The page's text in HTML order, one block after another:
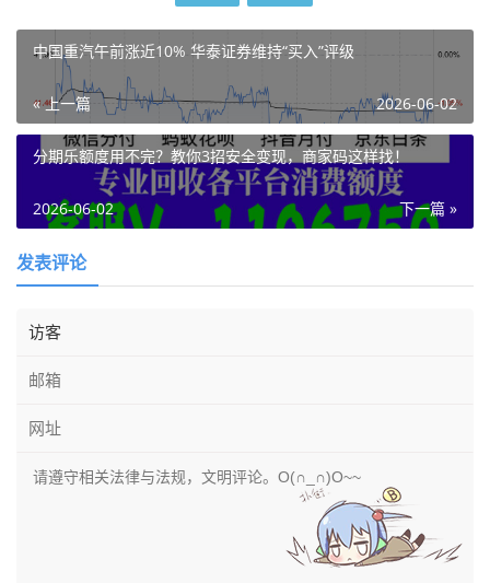
中国重汽午前涨近10% 华泰证券维持“买入”评级
« 上一篇 2026-06-02
分期乐额度用不完？教你3招安全变现，商家码这样找！
下一篇 »
2026-06-02
发表评论